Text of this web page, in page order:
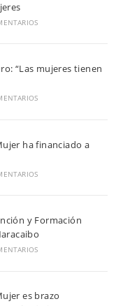
“Las mujeres tienen
ha financiado a
y Formación
es brazo